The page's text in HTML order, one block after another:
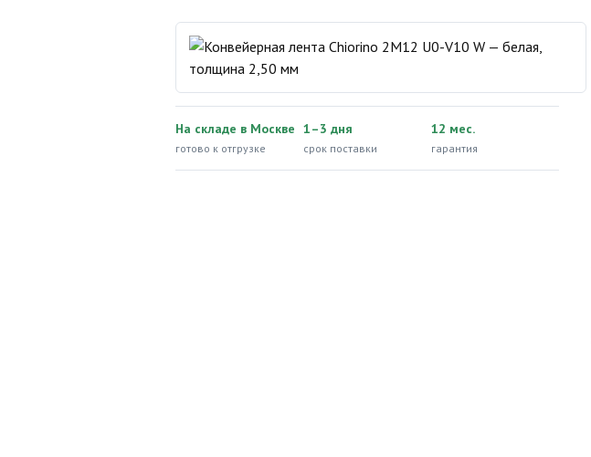
На складе в Москве
готово к отгрузке
1–3 дня
срок поставки
12 мес.
гарантия